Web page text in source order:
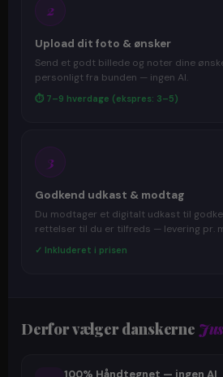
2
Upload dit foto & ønsker
Send et godt billede og noter dine
personligt fra bunden — ingen AI.
⏱ 7–9 hverdage (ekspres: 3–5)
3
Godkend udkast & modtag
Du modtager et digitalt udkast til
rettelser til du er tilfreds — levering pr.
✓ Inkluderet i prisen
Derfor vælger danskerne
100% Håndtegnet — ingen AI